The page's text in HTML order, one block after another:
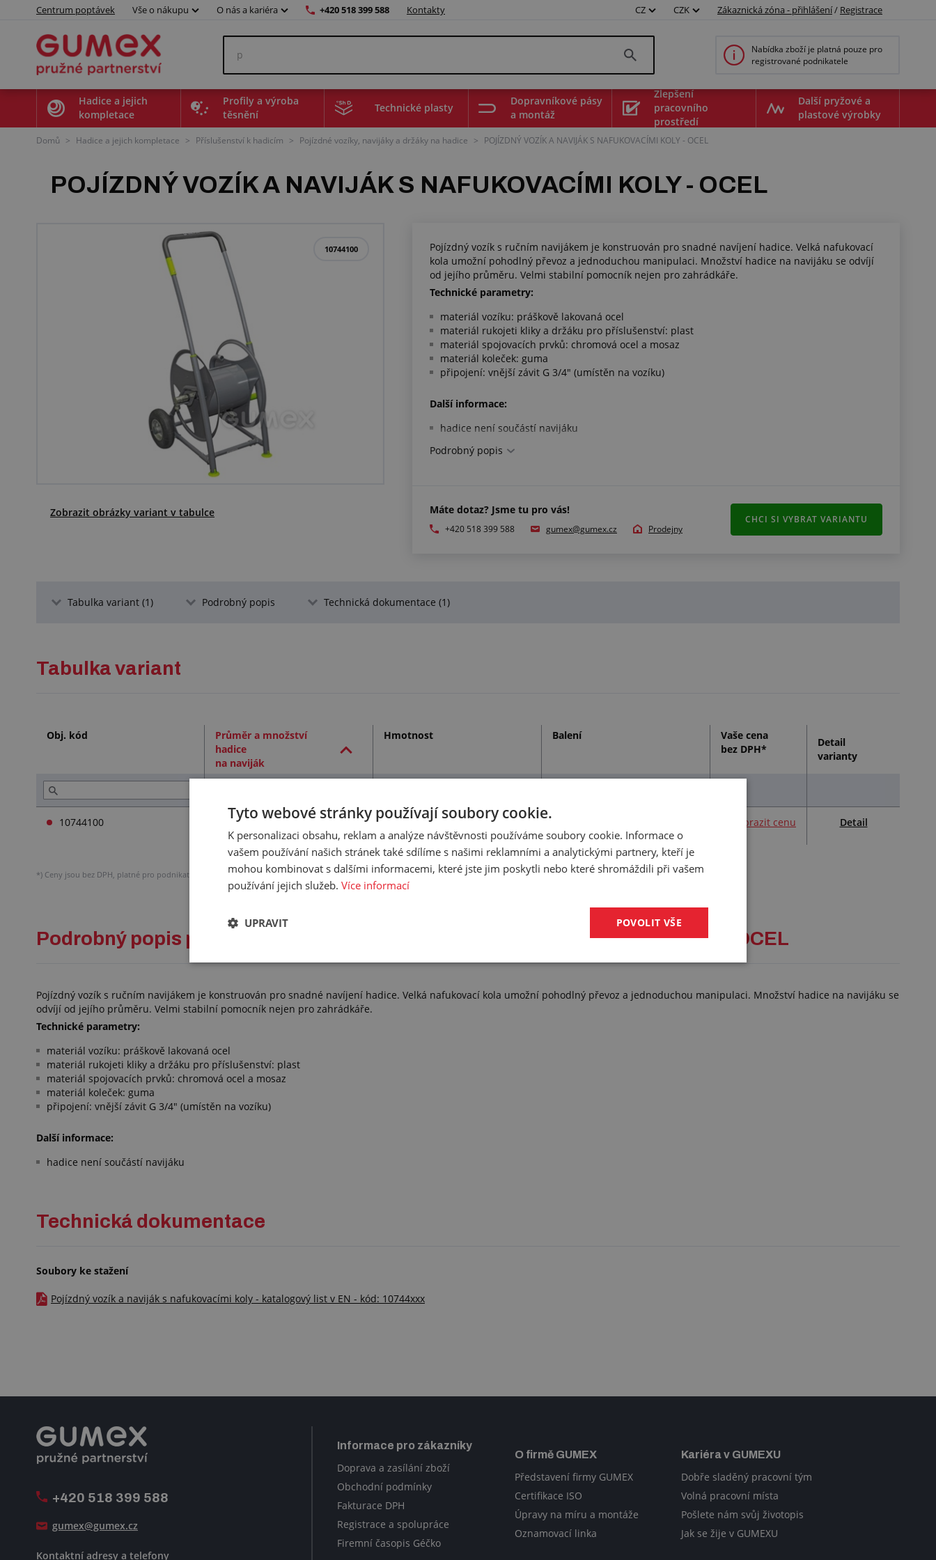
Centrum poptávek Vše o nákupu O nás a kariéra +420 518 399 588 Kontakty CZ CZK Zákaznická zóna - přihlášení/ Registrace
Nabídka zboží je platná pouze pro
registrované podnikatele
Hadice a jejich
kompletace
Profily a výroba
těsnění
Technické plasty
Dopravníkové pásy
a montáž
Zlepšení
pracovního
prostředí
Další pryžové a
plastové výrobky
Domů > Hadice a jejich kompletace > Příslušenství k hadicím > Pojízdné vozíky, navijáky a držáky na hadice > POJÍZDNÝ VOZÍK A NAVIJÁK S NAFUKOVACÍMI KOLY - OCEL
POJÍZDNÝ VOZÍK A NAVIJÁK S NAFUKOVACÍMI KOLY - OCEL
10744100
Zobrazit obrázky variant v tabulce
Pojízdný vozík s ručním navijákem je konstruován pro snadné navíjení hadice. Velká nafukovací
kola umožní pohodlný převoz a jednoduchou manipulaci. Množství hadice na navijáku se odvíjí
od jejího průměru. Velmi stabilní pomocník nejen pro zahrádkáře.
Technické parametry:
materiál vozíku: práškově lakovaná ocel
materiál rukojeti kliky a držáku pro příslušenství: plast
materiál spojovacích prvků: chromová ocel a mosaz
materiál koleček: guma
připojení: vnější závit G 3/4" (umístěn na vozíku)
Další informace:
hadice není součástí navijáku
Podrobný popis
Máte dotaz? Jsme tu pro vás!
+420 518 399 588 gumex@gumex.cz Prodejny
CHCI SI VYBRAT VARIANTU
Tabulka variant (1) Podrobný popis Technická dokumentace (1)
Tabulka variant
Obj. kód
Průměr a množství
hadice
na naviják
Hmotnost Balení
Vaše cena
bez DPH*
Detail
varianty
10744100 1/2" - 60 m, 5/8" - 55 m, 3/4" - 40 m 18,160 kg/ks Zobrazit cenu Detail
*) Ceny jsou bez DPH, platné pro podnikatele. Podrobněji o účtování DPH.
Podrobný popis pro: POJÍZDNÝ VOZÍK A NAVIJÁK S NAFUKOVACÍMI KOLY - OCEL
Pojízdný vozík s ručním navijákem je konstruován pro snadné navíjení hadice. Velká nafukovací kola umožní pohodlný převoz a jednoduchou manipulaci. Množství hadice na navijáku se
odvíjí od jejího průměru. Velmi stabilní pomocník nejen pro zahrádkáře.
Technické parametry:
materiál vozíku: práškově lakovaná ocel
materiál rukojeti kliky a držáku pro příslušenství: plast
materiál spojovacích prvků: chromová ocel a mosaz
materiál koleček: guma
připojení: vnější závit G 3/4" (umístěn na vozíku)
Další informace:
hadice není součástí navijáku
Technická dokumentace
Soubory ke stažení
Pojízdný vozík a naviják s nafukovacími koly - katalogový list v EN - kód: 10744xxx
+420 518 399 588
gumex@gumex.cz
Kontaktní adresy a telefony
Informace pro zákazníky
Doprava a zasílání zboží
Obchodní podmínky
Fakturace DPH
Registrace a spolupráce
Firemní časopis Géčko
O firmě GUMEX
Představení firmy GUMEX
Certifikace ISO
Úpravy na míru a montáže
Oznamovací linka
Kariéra v GUMEXU
Dobře sladěný pracovní tým
Volná pracovní místa
Pošlete nám svůj životopis
Jak se žije v GUMEXU
Tyto webové stránky používají soubory cookie.
K personalizaci obsahu, reklam a analýze návštěvnosti používáme soubory cookie. Informace o
vašem používání našich stránek také sdílíme s našimi reklamními a analytickými partnery, kteří je
mohou kombinovat s dalšími informacemi, které jste jim poskytli nebo které shromáždili při vašem
používání jejich služeb. Více informací
POVOLIT VŠE
UPRAVIT